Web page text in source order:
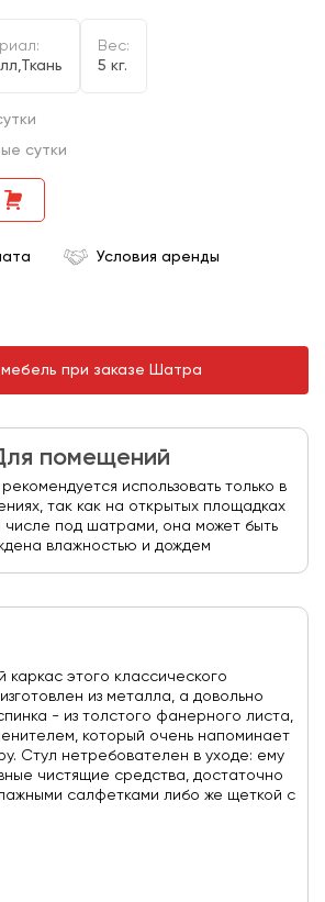
Вес:
5 кг.
сутки
Условия аренды
при заказе Шатра
помещений
использовать только в
так как на открытых площадках
числе под шатрами, она может быть
влажностью и дождем
каркас этого классического
из металла, а довольно
- из толстого фанерного листа,
который очень напоминает
Стул нетребователен в уходе: ему
чистящие средства, достаточно
салфетками либо же щеткой с